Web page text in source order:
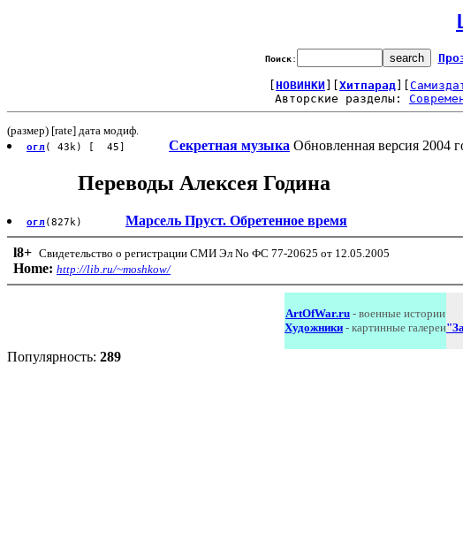
Поиск:
НОВИНКИ Хитпарад
Авторские разделы:
(размер) [rate] дата модиф.
огл ( 43k) [ 45] Секретная музыка Обновленная версия 2004
Переводы Алексея Година
огл (827k) Марсель Пруст. Обретенное время
l8+ Свидетельство о регистрации СМИ Эл No ФС 77-20625 от 12.05.2005
Home: http://lib.ru/~moshkow/
ArtOfWar.ru - военные истории
Художники - картинные галереи
Популярность: 289